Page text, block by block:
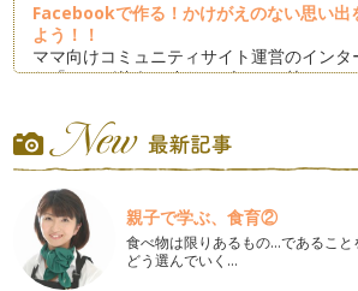
Facebookで作る！かけがえのない思い出
よう！！
ママ向けコミュニティサイト運営のインタ
た「ママが使うWebサービス」の第…
旅行などイベント写真にオススメのフォト
ゴールデンウィークは満喫されましたか？
れた方は、カメラの出番が多…
新サービス続々！2014年春の注目フォトブ
今回は、この春にリリースされたばかり
サービスを３つご紹介します…
親子で学ぶ、食育②
食べ物は限りあるもの…であるこ
どう選んでいく…